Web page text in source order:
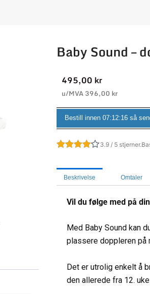
Baby Sound –
495,00 kr
u/MVA 396,00 kr
Bestill innen 07:12:15så
3.9 / 5 stjerner.
Beskrivelse Omtaler
Vil du følge med på
Med Baby Sound kan
plassere doppleren på
Det er utrolig enkelt å
den allerede fra 12.